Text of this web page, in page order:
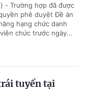
- Trường hợp đã được
phê duyệt Đề án
hạng chức danh
chức trước ngày...
tuyến tại